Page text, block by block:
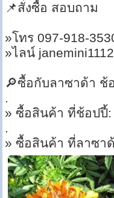
📌สั่งซื้อ สอบถาม
»โทร 097-918-
»ไลน์ janemini1112
🔎ซื้อกับลาซาด้า ช้
.
» ซื้อสินค้า ที่ช้อปปี้:
.
» ซื้อสินค้า ที่ลาซา